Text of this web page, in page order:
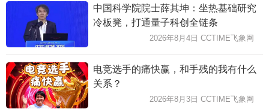
中国科学院院士薛其坤：坐热基础研究
冷板凳，打通量子科创全链条
2026年8月4日 CCTIME飞象网
电竞选手的痛快赢，和手残的我有什么
关系？
2026年8月3日 CCTIME飞象网